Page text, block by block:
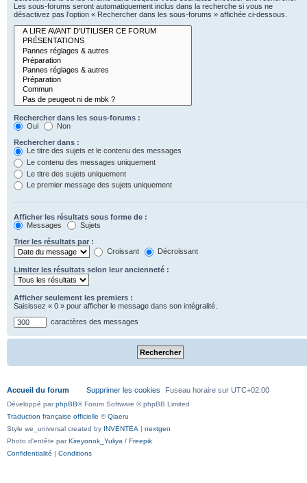
Les sous-forums seront automatiquement inclus dans la recherche si vous ne
désactivez pas l’option « Rechercher dans les sous-forums » affichée ci-dessous.
Rechercher dans les sous-forums :
Oui
Non
Rechercher dans :
Le titre des sujets et le contenu des messages
Le contenu des messages uniquement
Le titre des sujets uniquement
Le premier message des sujets uniquement
Afficher les résultats sous forme de :
Messages
Sujets
Trier les résultats par :
Croissant
Décroissant
Limiter les résultats selon leur ancienneté :
Afficher seulement les premiers :
Saisissez « 0 » pour afficher le message dans son intégralité.
caractères des messages
Accueil du forum Supprimer les cookies Fuseau horaire sur UTC+02:00
Développé parphpBB® Forum Software © phpBB Limited
Traduction française officielle ©Qiaeru
Style we_universal created by
INVENTEA
nextgen
Photo d'entête par Kireyonok_Yuliya / Freepik
Confidentialité
Conditions